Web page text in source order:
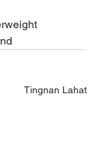
Tingnan Lahat